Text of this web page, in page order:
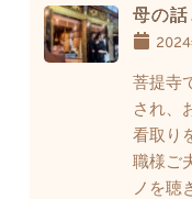
母の
2024
菩提寺
され、
看取り
職様ご
ノを聴